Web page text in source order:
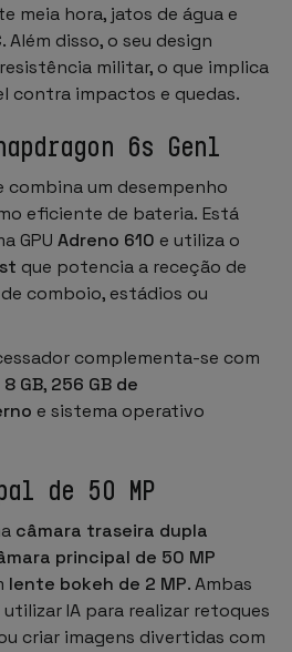
meia hora, jatos de água e
Além disso, o seu design
militar, o que implica
contra impactos e quedas.
6s Gen1
combina um desempenho
eficiente de bateria. Está
GPU Adreno 610 e utiliza o
que potencia a receção de
comboio, estádios ou
complementa-se com
GB, 256 GB de
e sistema operativo
de 50 MP
câmara traseira dupla
principal de 50 MP
lente bokeh de 2 MP. Ambas
IA para realizar retoques
criar imagens divertidas com